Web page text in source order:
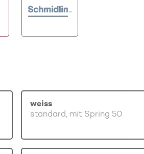
weiss
standard, mit Spring 50